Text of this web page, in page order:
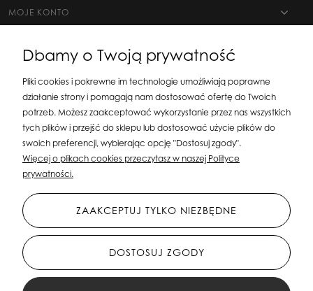
MOJE KONTO
Silit Group Maciej Suska
| ul. Astronomów 16, 80-299 Gdańsk, woj. pomorskie
sklepsusetti@gmail.com
Tel.: 508-107-233 | NIP: 5841956567 REGON:
Dbamy o Twoją prywatność
Pliki cookies i pokrewne im technologie umożliwiają poprawne
działanie strony i pomagają nam dostosować ofertę do Twoich
potrzeb. Możesz zaakceptować wykorzystanie przez nas wszystkich
tych plików i przejść do sklepu lub dostosować użycie plików do
swoich preferencji, wybierając opcję "Dostosuj zgody".
Więcej o plikach cookies przeczytasz w naszej Polityce
prywatności.
ZAAKCEPTUJ TYLKO NIEZBĘDNE
DOSTOSUJ ZGODY